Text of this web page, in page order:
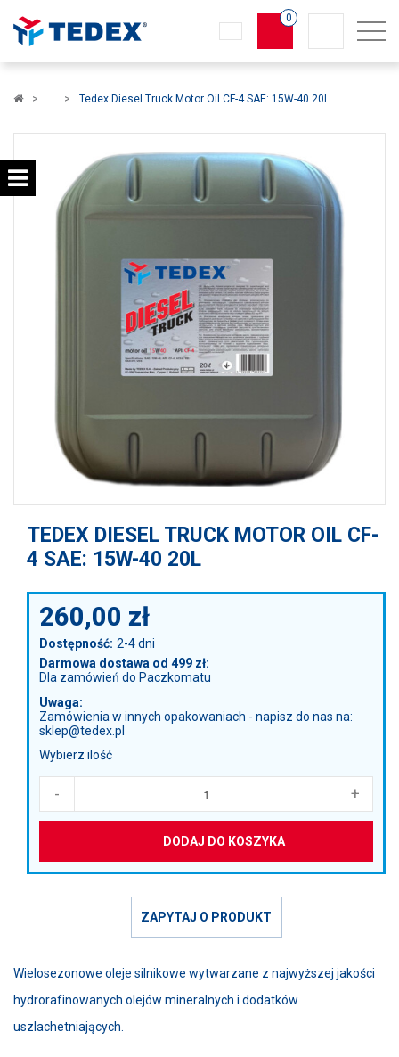
0
Koszyk
info:Twój koszyk jest pusty! ×
Tedex Diesel Truck Motor Oil CF-4 SAE: 15W-40 20L
TEDEX DIESEL TRUCK MOTOR OIL CF-
4 SAE: 15W-40 20L
260,00 zł
Dostępność: 2-4 dni
Darmowa dostawa od 499 zł:
Dla zamówień do Paczkomatu
Uwaga:
Zamówienia w innych opakowaniach - napisz do nas na:
sklep@tedex.pl
Wybierz ilość
+
-
DODAJ DO KOSZYKA
ZAPYTAJ O PRODUKT
Wielosezonowe oleje silnikowe wytwarzane z najwyższej jakości
hydrorafinowanych olejów mineralnych i dodatków
uszlachetniających.